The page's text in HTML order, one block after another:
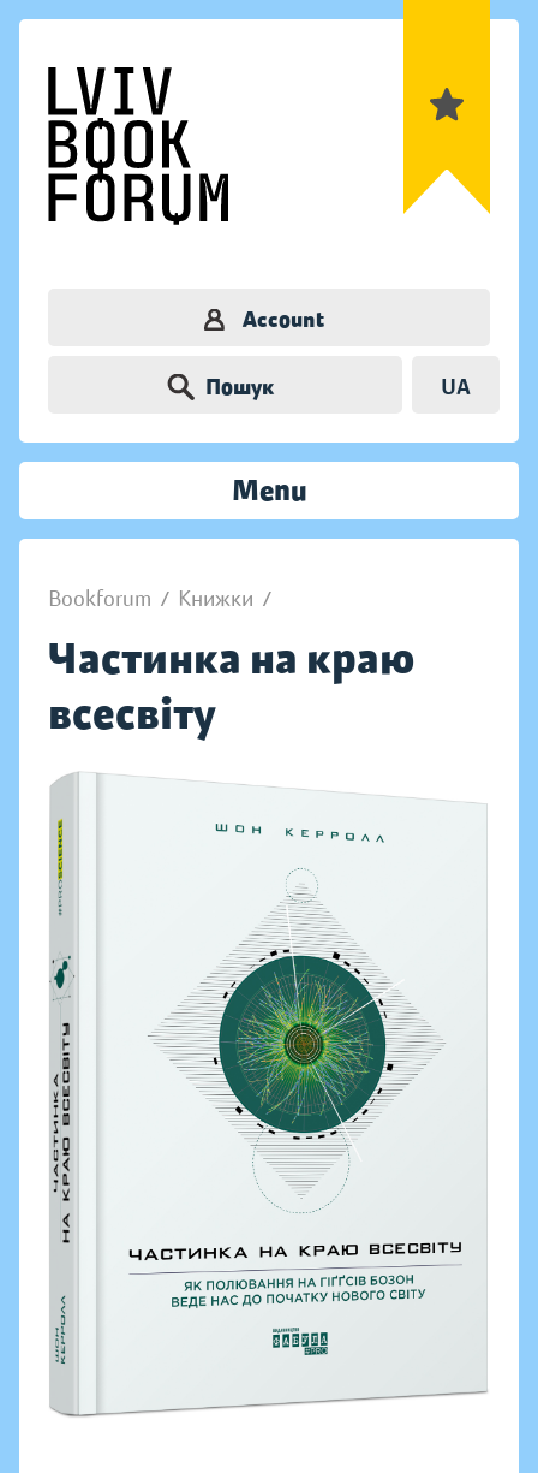
Account
Пошук UA
Menu
Bookforum / Книжки /
Частинка на краю
всесвіту